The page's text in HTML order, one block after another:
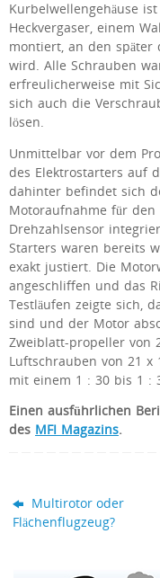
Kurbelwellengehäuse
Heckvergaser, einem
montiert, an den später
wird. Alle Schrauben
erfreulicherweise mit
sich auch die
lösen.
Unmittelbar vor dem
des Elektrostarters auf
dahinter befindet sich
Motoraufnahme für
Drehzahlsensor
Starters waren bereits
exakt justiert. Die
angeschliffen und das
Testläufen zeigte sich,
sind und der Motor
Zweiblatt-propeller von
Luftschrauben von 21 x
mit einem 1 : 30 bis 1 :
Einen ausführlichen
des MFI Magazins.
Multirotor oder
Flächenflugzeug?